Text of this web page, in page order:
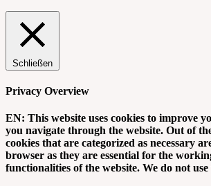
Schließen
Privacy Overview
EN: This website uses cookies to improve
you navigate through the website. Out of
cookies that are categorized as necessary
browser as they are essential for the
functionalities of the website. We do not